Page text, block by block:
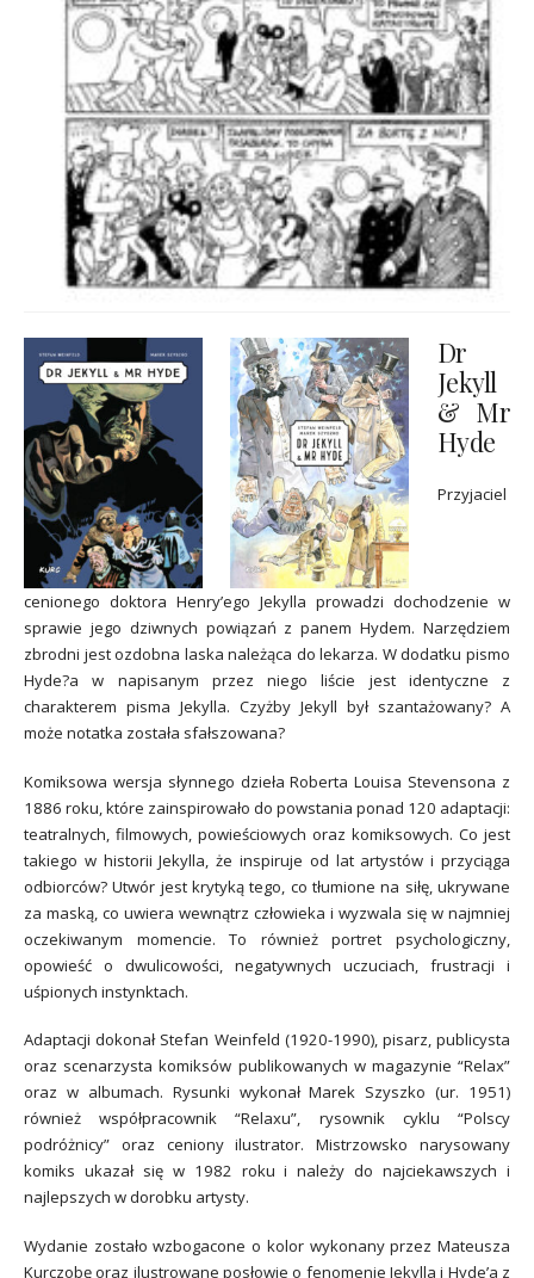
Dr
Jekyll
& Mr
Hyde
Przyjaciel
cenionego doktora Henry’ego Jekylla prowadzi dochodzenie w
sprawie jego dziwnych powiązań z panem Hydem. Narzędziem
zbrodni jest ozdobna laska należąca do lekarza. W dodatku pismo
Hyde?a w napisanym przez niego liście jest identyczne z
charakterem pisma Jekylla. Czyżby Jekyll był szantażowany? A
może notatka została sfałszowana?
Komiksowa wersja słynnego dzieła Roberta Louisa Stevensona z
1886 roku, które zainspirowało do powstania ponad 120 adaptacji:
teatralnych, filmowych, powieściowych oraz komiksowych. Co jest
takiego w historii Jekylla, że inspiruje od lat artystów i przyciąga
odbiorców? Utwór jest krytyką tego, co tłumione na siłę, ukrywane
za maską, co uwiera wewnątrz człowieka i wyzwala się w najmniej
oczekiwanym momencie. To również portret psychologiczny,
opowieść o dwulicowości, negatywnych uczuciach, frustracji i
uśpionych instynktach.
Adaptacji dokonał Stefan Weinfeld (1920-1990), pisarz, publicysta
oraz scenarzysta komiksów publikowanych w magazynie “Relax”
oraz w albumach. Rysunki wykonał Marek Szyszko (ur. 1951)
również współpracownik “Relaxu”, rysownik cyklu “Polscy
podróżnicy” oraz ceniony ilustrator. Mistrzowsko narysowany
komiks ukazał się w 1982 roku i należy do najciekawszych i
najlepszych w dorobku artysty.
Wydanie zostało wzbogacone o kolor wykonany przez Mateusza
Kurczobę oraz ilustrowane posłowie o fenomenie Jekylla i Hyde’a z